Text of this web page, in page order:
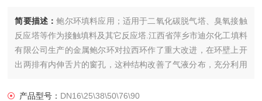
简要描述：鲍尔环填料应用；适用于二氧化碳脱气塔、臭氧接触
反应塔等作为接触填料及其它反应塔.江西省萍乡市迪尔化工填料
有限公司生产的金属鲍尔环对拉西环作了重大改进，在环壁上开
出两排有内伸舌片的窗孔，这种结构改善了气液分布，充分利用
一半。
产品型号： DN16\25\38\50\76\90